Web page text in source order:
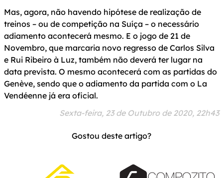
Mas, agora, não havendo hipótese de realização de
treinos – ou de competição na Suíça – o necessário
adiamento acontecerá mesmo. E o jogo de 21 de
Novembro, que marcaria novo regresso de Carlos Silva
e Rui Ribeiro à Luz, também não deverá ter lugar na
data prevista. O mesmo acontecerá com as partidas do
Genève, sendo que o adiamento da partida com o La
Vendéenne já era oficial.
Sexta-feira, 23 de Outubro de 2020, 22h43
Gostou deste artigo?